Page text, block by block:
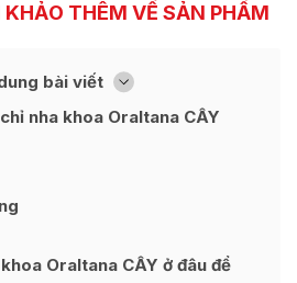
THÊM VỀ SẢN PHẨM
bài viết [
Ẩn
nha khoa Oraltana CÂY
Oraltana CÂY ở đâu để